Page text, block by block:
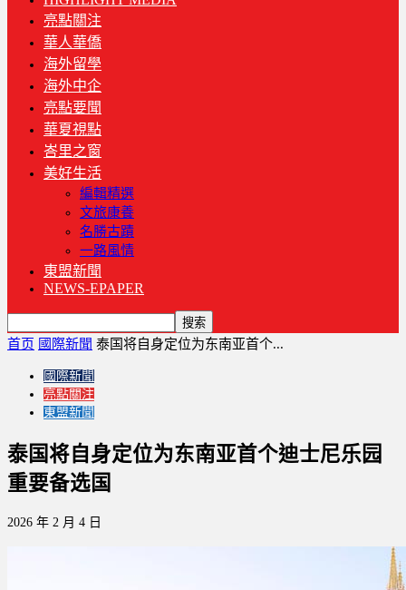
亮點關注
華人華僑
海外留學
海外中企
亮點要聞
華夏視點
峇里之窗
美好生活
編輯精選
文旅康養
名勝古蹟
一路風情
東盟新聞
NEWS-EPAPER
首页 國際新聞 泰国将自身定位为东南亚首个...
國際新聞
亮點關注
東盟新聞
泰国将自身定位为东南亚首个迪士尼乐园
重要备选国
2026 年 2 月 4 日